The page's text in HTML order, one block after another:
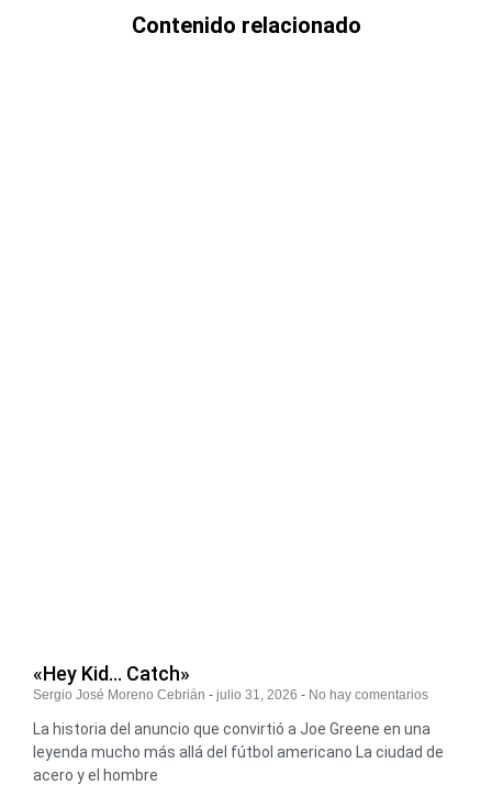
Contenido relacionado
«Hey Kid… Catch»
Sergio José Moreno Cebrián julio 31, 2026 No hay comentarios
La historia del anuncio que convirtió a Joe Greene en una
leyenda mucho más allá del fútbol americano La ciudad de
acero y el hombre